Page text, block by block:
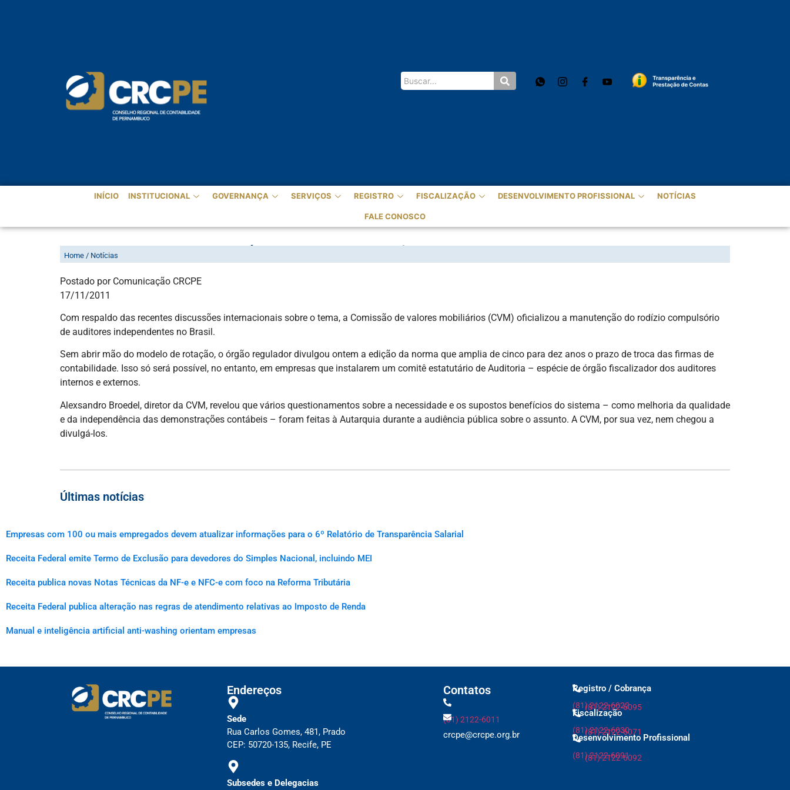
INÍCIO INSTITUCIONAL GOVERNANÇA SERVIÇOS REGISTRO FISCALIZAÇÃO DESENVOLVIMENTO PROFISSIONAL NOTÍCIAS
FALE CONOSCO
CVM AMPLIA PRAZO DE RODÍZIO, MAS PEDE COMITÊ DE AUDITORIA
Home / Notícias
Postado por Comunicação CRCPE
17/11/2011
Com respaldo das recentes discussões internacionais sobre o tema, a Comissão de valores mobiliários (CVM) oficializou a manutenção do rodízio compulsório
de auditores independentes no Brasil.
Sem abrir mão do modelo de rotação, o órgão regulador divulgou ontem a edição da norma que amplia de cinco para dez anos o prazo de troca das firmas de
contabilidade. Isso só será possível, no entanto, em empresas que instalarem um comitê estatutário de Auditoria – espécie de órgão fiscalizador dos auditores
internos e externos.
Alexsandro Broedel, diretor da CVM, revelou que vários questionamentos sobre a necessidade e os supostos benefícios do sistema – como melhoria da qualidade
e da independência das demonstrações contábeis – foram feitas à Autarquia durante a audiência pública sobre o assunto. A CVM, por sua vez, nem chegou a
divulgá-los.
Últimas notícias
Empresas com 100 ou mais empregados devem atualizar informações para o 6º Relatório de Transparência Salarial
Receita Federal emite Termo de Exclusão para devedores do Simples Nacional, incluindo MEI
Receita publica novas Notas Técnicas da NF-e e NFC-e com foco na Reforma Tributária
Receita Federal publica alteração nas regras de atendimento relativas ao Imposto de Renda
Manual e inteligência artificial anti-washing orientam empresas
Endereços
Sede
Rua Carlos Gomes, 481, Prado
CEP: 50720-135, Recife, PE
Subsedes e Delegacias
Contatos
(81) 2122-6011
crcpe@crcpe.org.br
Registro / Cobrança
(81) 2122-6022
(81) 2122-6095
Fiscalização
(81) 2122-6030
(81) 2122-6071
Desenvolvimento Profissional
(81) 2122-6091
(81) 2122-6092